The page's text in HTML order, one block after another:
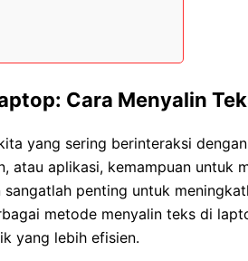
Cara Menyalin
yang sering berinteraksi
atau aplikasi, kemampuan untuk
penting untuk
metode menyalin teks di
yang lebih efisien.